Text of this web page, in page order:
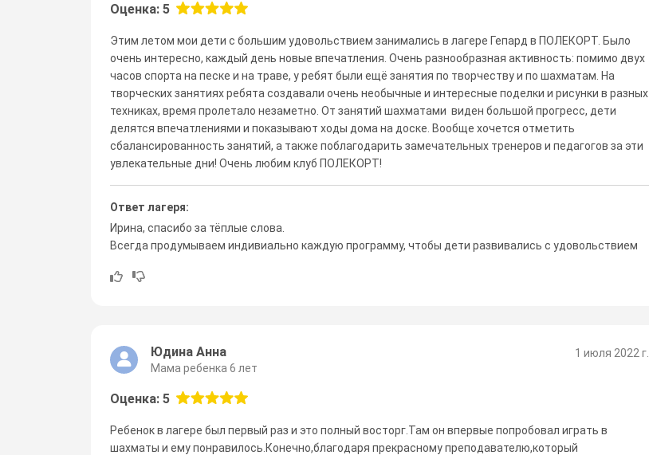
Оценка: 5
Этим летом мои дети с большим удовольствием занимались в лагере Гепард в ПОЛЕКОРТ. Было
очень интересно, каждый день новые впечатления. Очень разнообразная активность: помимо двух
часов спорта на песке и на траве, у ребят были ещё занятия по творчеству и по шахматам. На
творческих занятиях ребята создавали очень необычные и интересные поделки и рисунки в разных
техниках, время пролетало незаметно. От занятий шахматами виден большой прогресс, дети
делятся впечатлениями и показывают ходы дома на доске. Вообще хочется отметить
сбалансированность занятий, а также поблагодарить замечательных тренеров и педагогов за эти
увлекательные дни! Очень любим клуб ПОЛЕКОРТ!
Ответ лагеря:
Ирина, спасибо за тёплые слова.
Всегда продумываем индивиально каждую программу, чтобы дети развивались с удовольствием
1 июля 2022 г.
Юдина Анна
Мама ребенка 6 лет
Оценка: 5
Ребенок в лагере был первый раз и это полный восторг.Там он впервые попробовал играть в
шахматы и ему понравилось.Конечно,благодаря прекрасному преподавателю,который